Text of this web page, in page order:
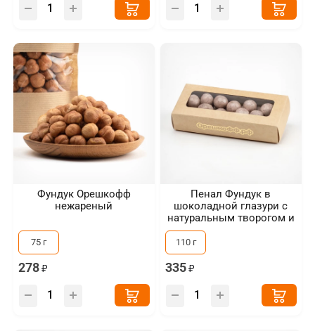
Фундук Орешкофф
нежареный
75 г
278
Пенал Фундук в
шоколадной глазури с
натуральным творогом и
сублимированной голубикой
110 г
335